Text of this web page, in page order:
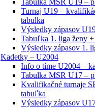
Turnaj U19 –
tabulka
Výsledky zápasov
Tabuľka 1. liga ženy
Výsledky zápasov 1.
Kadetky – U2004
Info o tíme U2004 –
Tabulka MSR U17 –
Kvalifikačné turnaje
tabuľka
Výsledky zápasov